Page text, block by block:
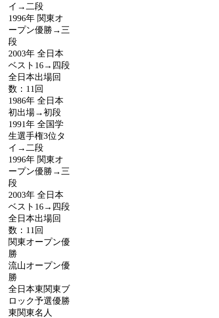
イ→二段
1996年 関東オ
ープン優勝→三
段
2003年 全日本
ベスト16→四段
全日本出場回
数：11回
1986年 全日本
初出場→初段
1991年 全国学
生選手権3位タ
イ→二段
1996年 関東オ
ープン優勝→三
段
2003年 全日本
ベスト16→四段
全日本出場回
数：11回
関東オープン優
勝
流山オープン優
勝
全日本東関東ブ
ロック予選優勝
東関東名人